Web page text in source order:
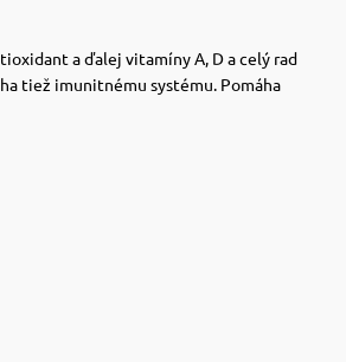
a ďalej vitamíny A, D a celý rad
tiež imunitnému systému. Pomáha